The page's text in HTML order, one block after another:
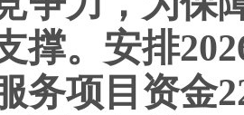
撑。安排
务项目资金